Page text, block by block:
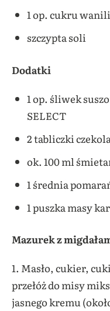
1 op. cukru
szczypta soli
Dodatki
1 op. śliwek
SELECT
2 tabliczki
ok. 100 ml
1 średnia
1 puszka masy
Mazurek z
1. Masło, cukier,
przełóż do misy
jasnego kremu